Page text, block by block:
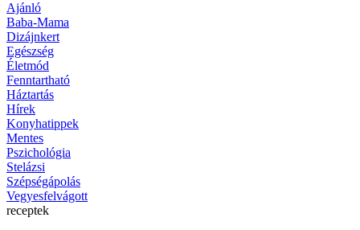
Ajánló
Baba-Mama
Dizájnkert
Egészség
Életmód
Fenntartható
Háztartás
Hírek
Konyhatippek
Mentes
Pszichológia
Stelázsi
Szépségápolás
Vegyesfelvágott
receptek